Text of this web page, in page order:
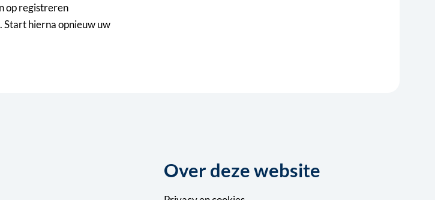
op registreren
Start hierna opnieuw uw
Over deze website